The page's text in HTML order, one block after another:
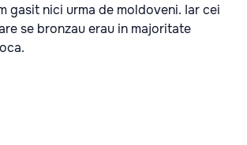
gasit nici urma de moldoveni. Iar cei
se bronzau erau in majoritate